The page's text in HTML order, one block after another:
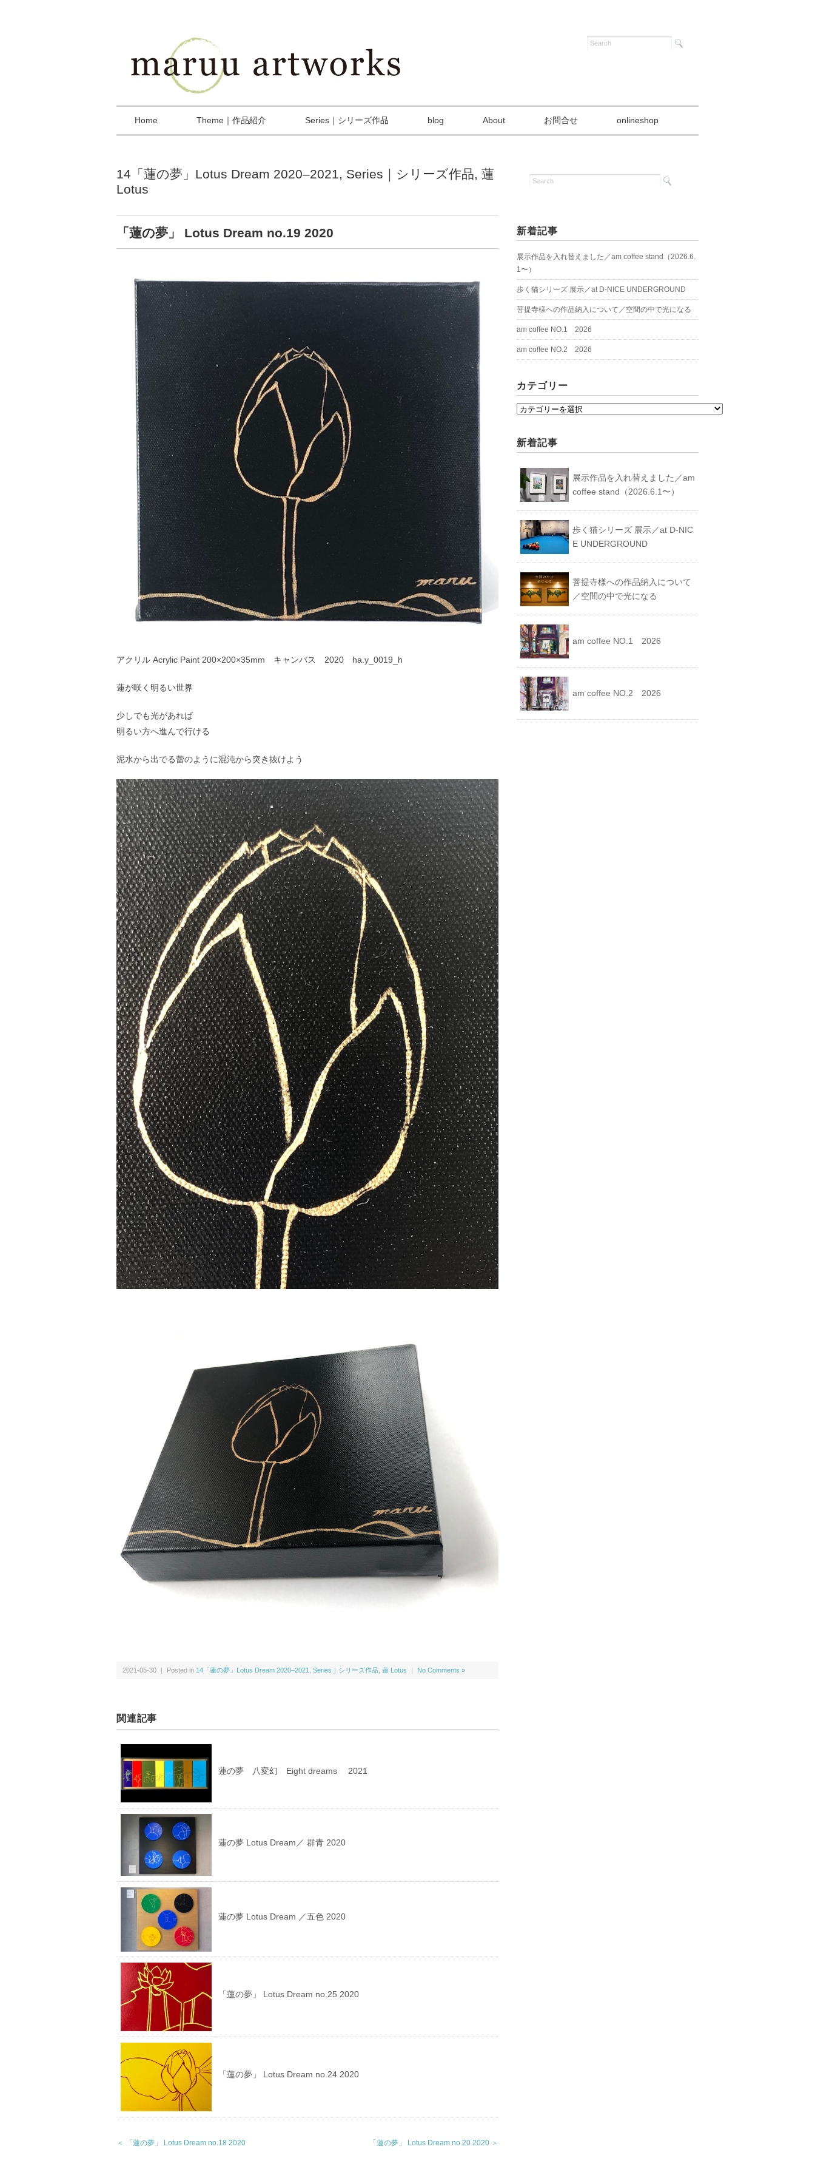
Home Theme｜作品紹介 Series｜シリーズ作品 blog About お問合せ onlineshop
14「蓮の夢」Lotus Dream 2020–2021, Series｜シリーズ作品, 蓮
Lotus
「蓮の夢」 Lotus Dream no.19 2020
アクリル Acrylic Paint 200×200×35mm キャンバス 2020 ha.y_0019_h
蓮が咲く明るい世界
少しでも光があれば
明るい方へ進んで行ける
泥水から出でる蕾のように混沌から突き抜けよう
2021-05-30 ｜ Posted in 14「蓮の夢」Lotus Dream 2020–2021, Series｜シリーズ作品, 蓮 Lotus No Comments »
関連記事
蓮の夢 八変幻 Eight dreams 2021
蓮の夢 Lotus Dream／ 群青 2020
蓮の夢 Lotus Dream ／五色 2020
「蓮の夢」 Lotus Dream no.25 2020
「蓮の夢」 Lotus Dream no.24 2020
＜ 「蓮の夢」 Lotus Dream no.18 2020 「蓮の夢」 Lotus Dream no.20 2020 ＞
新着記事
展示作品を入れ替えました／am coffee stand（2026.6.
1〜）
歩く猫シリーズ 展示／at D-NICE UNDERGROUND
菩提寺様への作品納入について／空間の中で光になる
am coffee NO.1 2026
am coffee NO.2 2026
カテゴリー
カ
ゴ
リ
ー
新着記事
展示作品を入れ替えました／am
coffee stand（2026.6.1〜）
歩く猫シリーズ 展示／at D-NIC
E UNDERGROUND
菩提寺様への作品納入について
／空間の中で光になる
am coffee NO.1 2026
am coffee NO.2 2026